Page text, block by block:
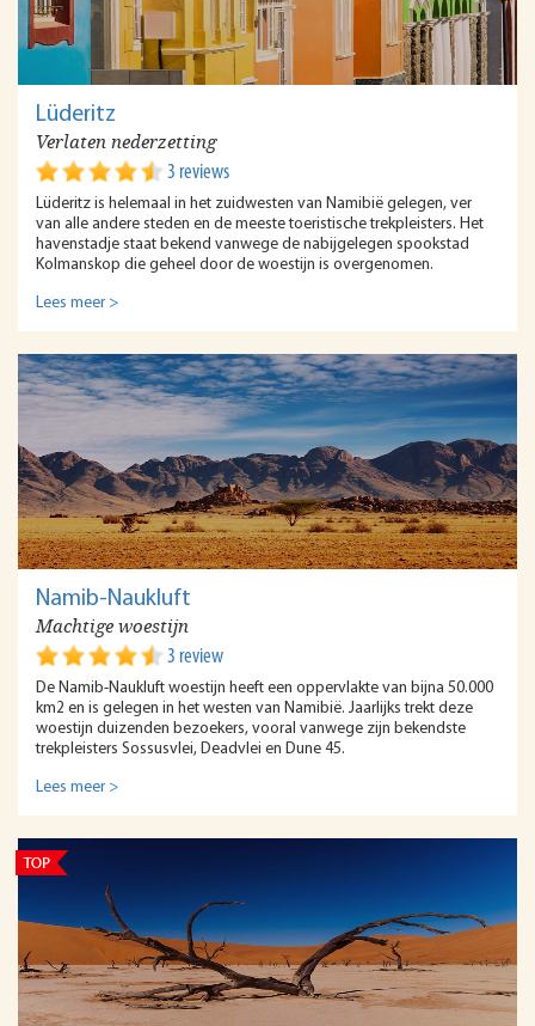
Lüderitz
Verlaten nederzetting
3 reviews
Lüderitz is helemaal in het zuidwesten van Namibië gelegen, ver
van alle andere steden en de meeste toeristische trekpleisters. Het
havenstadje staat bekend vanwege de nabijgelegen spookstad
Kolmanskop die geheel door de woestijn is overgenomen.
Lees meer >
Namib-Naukluft
Machtige woestijn
3 review
De Namib-Naukluft woestijn heeft een oppervlakte van bijna 50.000
km2 en is gelegen in het westen van Namibië. Jaarlijks trekt deze
woestijn duizenden bezoekers, vooral vanwege zijn bekendste
trekpleisters Sossusvlei, Deadvlei en Dune 45.
Lees meer >